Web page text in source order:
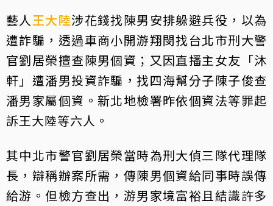
藝人王大陸涉花錢找陳男安排躲避兵役，以為
遭詐騙，透過車商小開游翔閔找台北市刑大警
官劉居榮擅查陳男個資；又因直播主女友「沐
軒」遭潘男投資詐騙，找四海幫分子陳子俊查
潘男家屬個資。新北地檢署昨依個資法等罪起
訴王大陸等六人。
其中北市警官劉居榮當時為刑大偵三隊代理隊
長，辯稱辦案所需，傳陳男個資給同事時誤傳
給游。但檢方查出，游男家境富裕且結識許多